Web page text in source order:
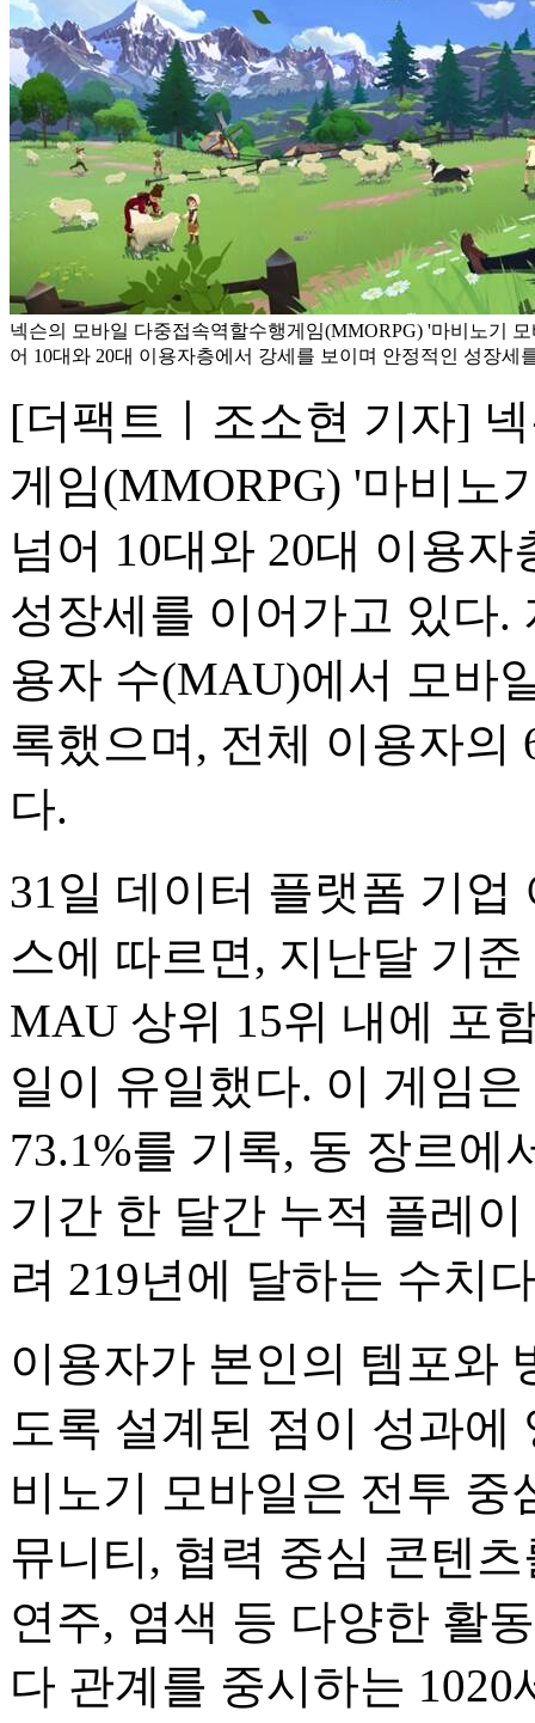
넥슨의 모바일 다중접속역할수행게임(MMORPG) '마비노기
어 10대와 20대 이용자층에서 강세를 보이며 안정적인 성장세
[더팩트ㅣ조소현 기자]
게임(MMORPG) '마비노
넘어 10대와 20대 이용
성장세를 이어가고 있다.
용자 수(MAU)에서 모바
록했으며, 전체 이용자의
다.
31일 데이터 플랫폼 기
스에 따르면, 지난달 기
MAU 상위 15위 내에 포
일이 유일했다. 이 게임
73.1%를 기록, 동 장르에
기간 한 달간 누적 플레
려 219년에 달하는 수치
이용자가 본인의 템포와
도록 설계된 점이 성과에
비노기 모바일은 전투 중
뮤니티, 협력 중심 콘텐
연주, 염색 등 다양한 활
다 관계를 중시하는